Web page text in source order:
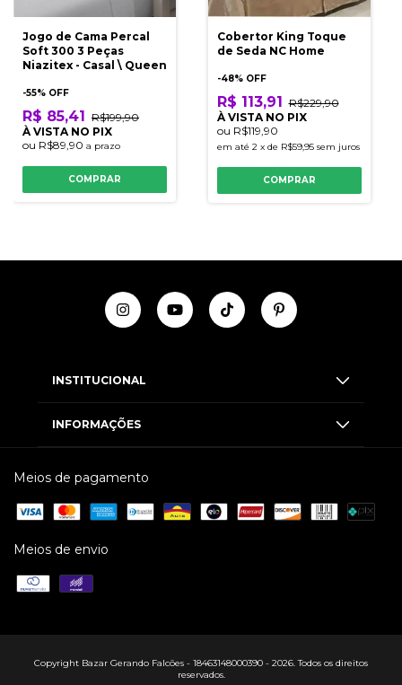
Jogo de Cama Percal
Soft 300 3 Peças
Niazitex - Casal \ Queen
-55% OFF
R$ 85,41
R$199,90
À VISTA NO PIX
ou R$89,90 a prazo
COMPRAR
Cobertor King Toque
de Seda NC Home
-48% OFF
R$ 113,91
R$229,90
À VISTA NO PIX
ou R$119,90
em até 2 x de R$59,95 sem juros
COMPRAR
INSTITUCIONAL
INFORMAÇÕES
Meios de pagamento
Meios de envio
Copyright Bazar Gerando Falcões - 18463148000390 - 2026. Todos os direitos
reservados.